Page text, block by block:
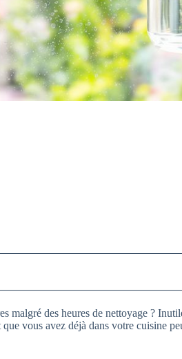
malgré des heures de nettoyage ?
vous avez déjà dans votre cuisine